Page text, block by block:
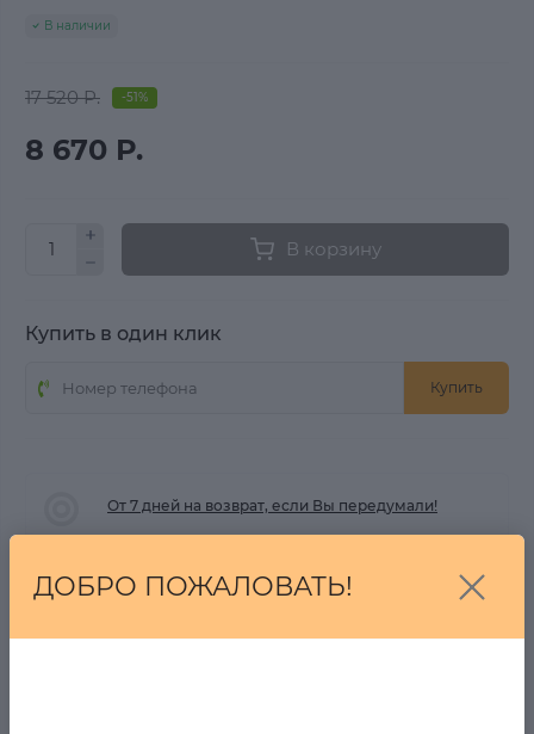
В наличии
17 520 Р. -51%
8 670 Р.
В корзину
Купить в один клик
Купить
От 7 дней на возврат, если Вы передумали!
ДОБРО ПОЖАЛОВАТЬ!